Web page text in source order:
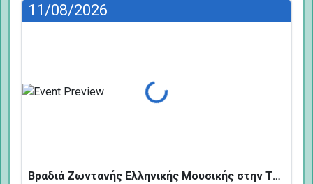
11/08/2026
Φόρτωση...
Βραδιά Ζωντανής Ελληνικής Μουσικής στην Ταβέρνα Κελάρι